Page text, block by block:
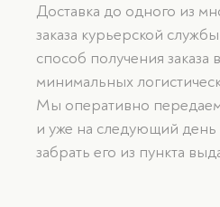
Доставка до одного из
заказа курьерской
способ получения
минимальных
Мы оперативно
и уже на следующий день
забрать его из пункта